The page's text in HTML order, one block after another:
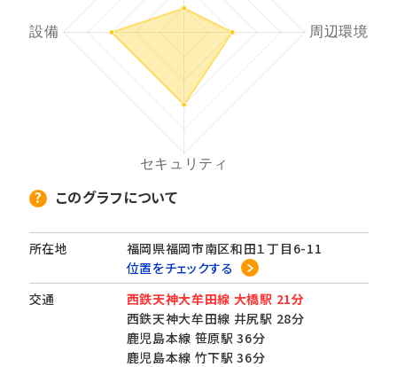
このグラフについて
所在地
福岡県福岡市南区和田１丁目6-11
位置をチェックする
交通
西鉄天神大牟田線 大橋駅 21分
西鉄天神大牟田線 井尻駅 28分
鹿児島本線 笹原駅 36分
鹿児島本線 竹下駅 36分